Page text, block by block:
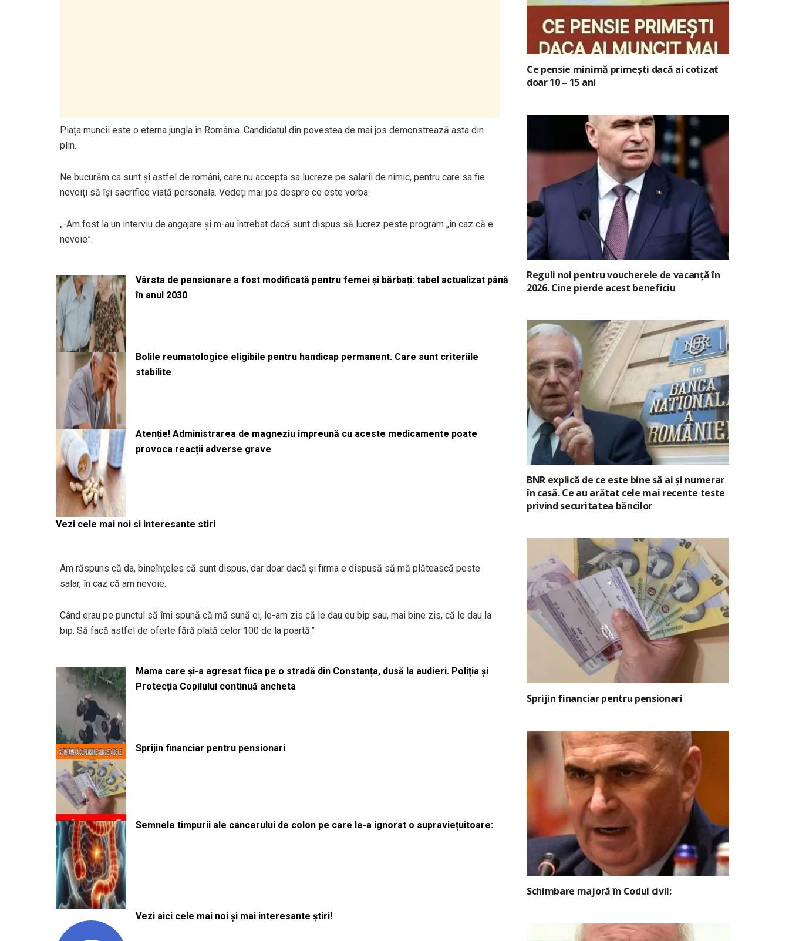
Piața muncii este o eterna jungla în România. Candidatul din povestea de mai jos demonstrează asta din
plin.
Ne bucurăm ca sunt și astfel de români, care nu accepta sa lucreze pe salarii de nimic, pentru care sa fie
nevoiți să își sacrifice viață personala. Vedeți mai jos despre ce este vorba:
„-Am fost la un interviu de angajare și m-au întrebat dacă sunt dispus să lucrez peste program „în caz că e
nevoie”.
Vârsta de pensionare a fost modificată pentru femei și bărbați: tabel actualizat până
în anul 2030
Bolile reumatologice eligibile pentru handicap permanent. Care sunt criteriile
stabilite
Atenție! Administrarea de magneziu împreună cu aceste medicamente poate
provoca reacții adverse grave
Vezi cele mai noi si interesante stiri
Am răspuns că da, bineînțeles că sunt dispus, dar doar dacă și firma e dispusă să mă plătească peste
salar, în caz că am nevoie.
Când erau pe punctul să îmi spună că mă sună ei, le-am zis că le dau eu bip sau, mai bine zis, că le dau la
bip. Să facă astfel de oferte fără plată celor 100 de la poartă.”
Mama care și-a agresat fiica pe o stradă din Constanța, dusă la audieri. Poliția și
Protecția Copilului continuă ancheta
Sprijin financiar pentru pensionari
Semnele timpurii ale cancerului de colon pe care le-a ignorat o supraviețuitoare:
Vezi aici cele mai noi și mai interesante știri!
Ce pensie minimă primești dacă ai cotizat
doar 10 – 15 ani
Reguli noi pentru voucherele de vacanță în
2026. Cine pierde acest beneficiu
BNR explică de ce este bine să ai și numerar
în casă. Ce au arătat cele mai recente teste
privind securitatea băncilor
Sprijin financiar pentru pensionari
Schimbare majoră în Codul civil: